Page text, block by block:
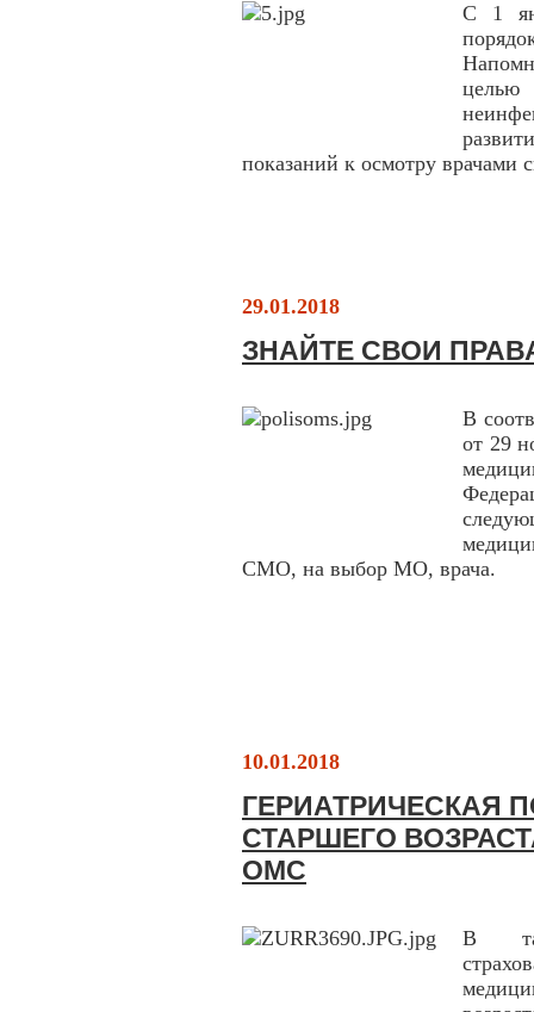
С 1
показаний к осмотру врачами
29.01.2018
ЗНАЙТЕ СВОИ
В
от 29
СМО, на выбор МО, врача.
10.01.2018
ГЕРИАТРИЧЕСКАЯ
СТАРШЕГО
ОМС
В